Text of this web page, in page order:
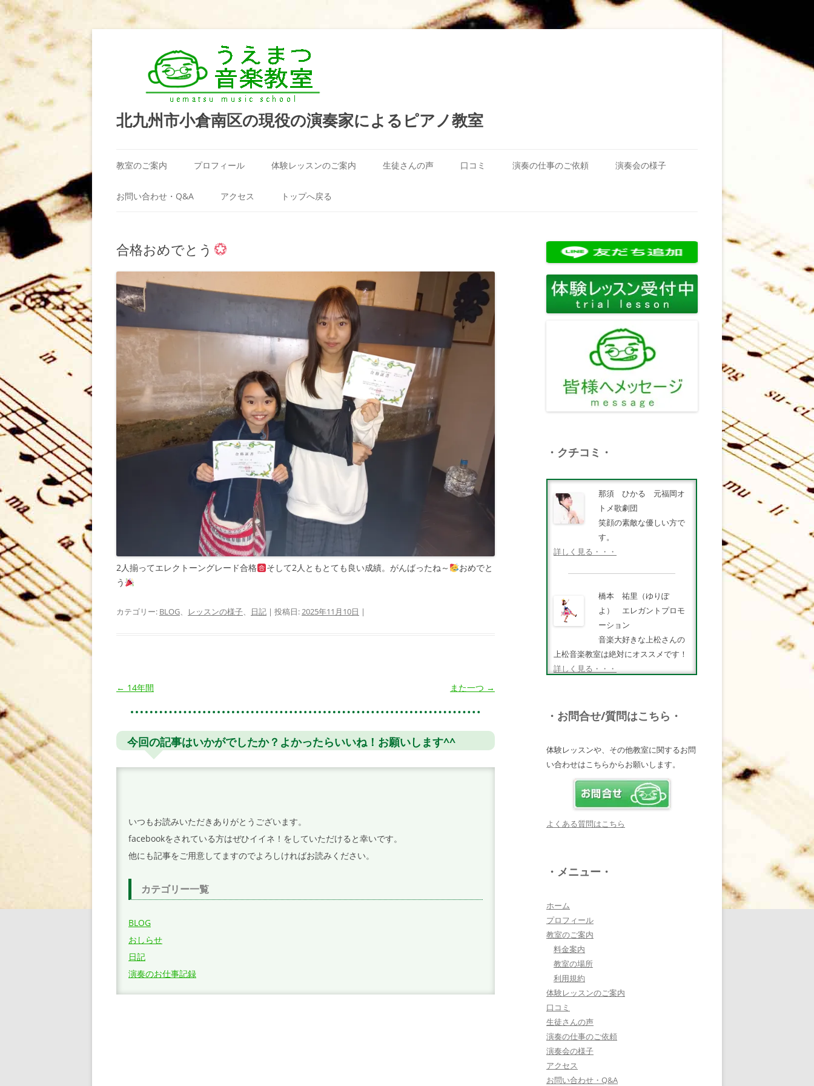
北九州市小倉南区の現役の演奏家によるピアノ教室
ン
テ
教室のご案内
うえまつ音楽教室が選ばれる理由
利用規約
プロフィール 体験レッスンのご案内 生徒さんの声 口コミ 演奏の仕事のご依頼 演奏会の様子
お問い合わせ・Q&A アクセス トップへ戻る
合格おめでとう
2人揃ってエレクトーングレード合格 そして2人ともとても良い成績。がんばったね～
おめでと
う
カテゴリー: BLOG、 レッスンの様子、 日記 | 投稿日:2025年11月10日 |
投
ビ
← 14年間 また一つ →
今回の記事はいかがでしたか？よかったらいいね！お願いします^^
いつもお読みいただきありがとうございます。
facebookをされている方はぜひイイネ！をしていただけると幸いです。
他にも記事をご用意してますのでよろしければお読みください。
カテゴリー一覧
BLOG
おしらせ
日記
演奏のお仕事記録
・クチコミ・
那須 ひかる 元福岡オ
トメ歌劇団
笑顔の素敵な優しい方で
す。
詳しく見る・・・
橋本 祐里（ゆりぽ
よ） エレガントプロモ
ーション
音楽大好きな上松さんの
上松音楽教室は絶対にオススメです！
詳しく見る・・・
FMキタQ.ラジオパーソナ
知識が豊富で頼りになる
超おすすめしたい人です♪
詳しく見る・・・
電子オルガンプレーヤ
ともっともっと音楽大好
詳しく見る・・・
事。
保護者の方が指導者に求めることは…
詳しく見る・・・
上松さんとは、ラジオで
・お問合せ/質問はこちら・
体験レッスンや、その他教室に関するお問
い合わせはこちらからお願いします。
よくある質問はこちら
・メニュー・
ホーム
プロフィール
教室のご案内
料金案内
教室の場所
利用規約
体験レッスンのご案内
口コミ
生徒さんの声
演奏の仕事のご依頼
演奏会の様子
アクセス
お問い合わせ・Q&A